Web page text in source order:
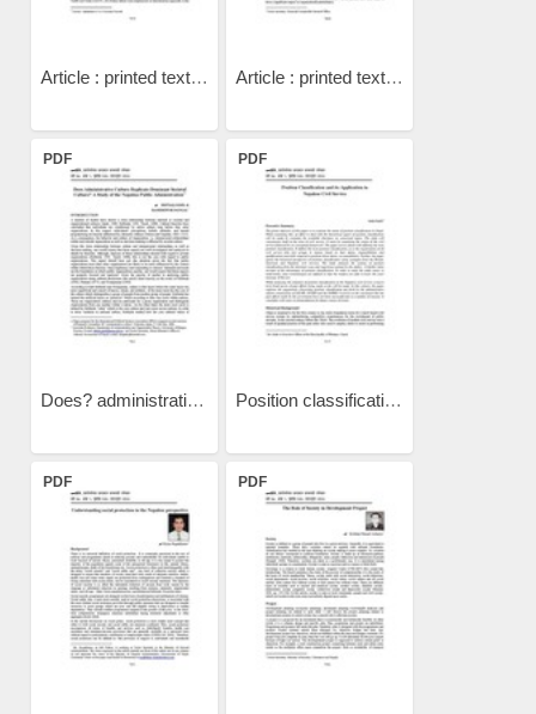
Article : printed text... Article : printed text...
PDF
Does? administrative...
PDF
Position classification...
PDF PDF